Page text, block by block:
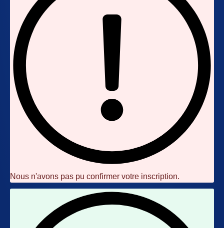
Nous n'avons pas pu confirmer votre inscription.